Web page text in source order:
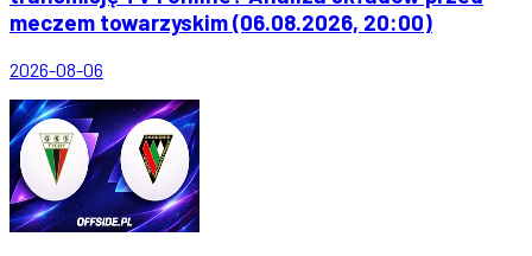
meczem towarzyskim (06.08.2026, 20:00)
2026-08-06